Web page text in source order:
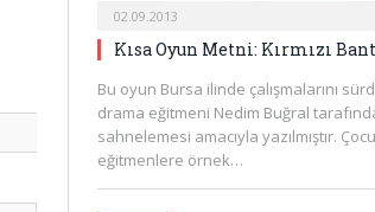
02.09.2013
Kısa Oyun Metni: Kırmızı
Bu oyun Bursa ilinde çalışmalarını
drama eğitmeni Nedim Buğral
sahnelemesi amacıyla yazılmıştır.
eğitmenlere örnek…